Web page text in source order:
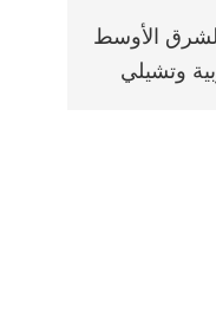
الأوسط
وتشيلي